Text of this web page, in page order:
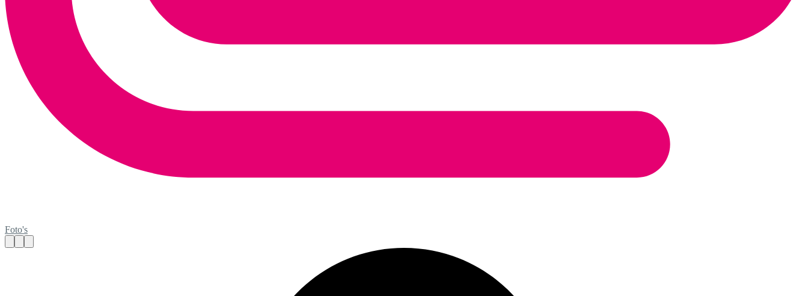
Foto's